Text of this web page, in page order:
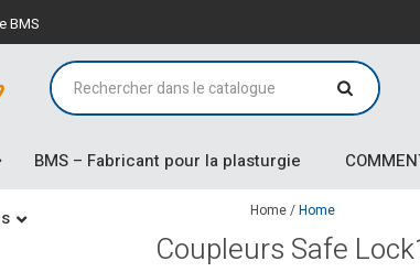
BMS
BMS – Fabricant pour la plasturgie
Home/Home
Coupleurs Safe